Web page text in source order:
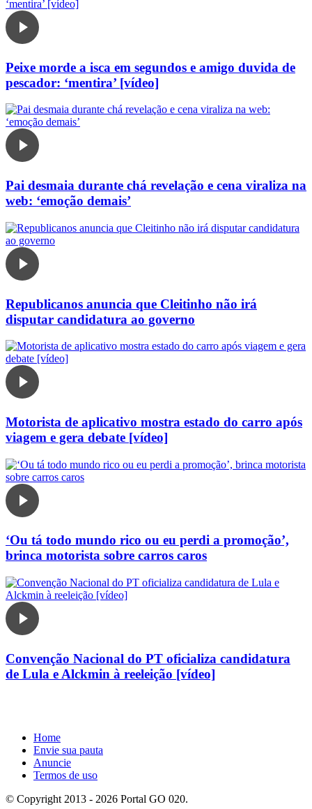
Peixe morde a isca em segundos e amigo duvida de
pescador: ‘mentira’ [vídeo]
Pai desmaia durante chá revelação e cena viraliza na
web: ‘emoção demais’
Republicanos anuncia que Cleitinho não irá
disputar candidatura ao governo
Motorista de aplicativo mostra estado do carro após
viagem e gera debate [vídeo]
‘Ou tá todo mundo rico ou eu perdi a promoção’,
brinca motorista sobre carros caros
Convenção Nacional do PT oficializa candidatura
de Lula e Alckmin à reeleição [vídeo]
Home
Envie sua pauta
Anuncie
Termos de uso
© Copyright 2013 - 2026 Portal GO 020.